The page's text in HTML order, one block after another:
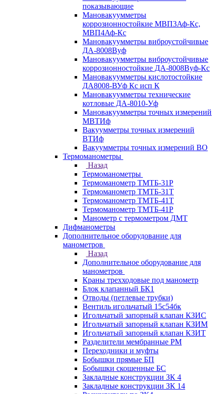
показывающие
Мановакуумметры
коррозионностойкие МВП3Аф-Кс,
МВП4Аф-Кс
Мановакуумметры виброустойчивые
ДА-8008Вуф
Мановакуумметры виброустойчивые
коррозионностойкие ДА-8008Вуф-Кс
Мановакуумметры кислотостойкие
ДА8008-ВУф Кс исп К
Мановакуумметры технические
котловые ДА-8010-Уф
Мановакуумметры точных измерений
МВТИф
Вакуумметры точных измерений
ВТИф
Вакуумметры точных измерений ВО
Термоманометры
Назад
Термоманометры
Термоманометр ТМТБ-31Р
Термоманометр ТМТБ-31Т
Термоманометр ТМТБ-41Т
Термоманометр ТМТБ-41Р
Манометр с термометром ДМТ
Дифманометры
Дополнительное оборудование для
манометров
Назад
Дополнительное оборудование для
манометров
Краны трехходовые под манометр
Блок клапанный БК1
Отводы (петлевые трубки)
Вентиль игольчатый 15с54бк
Игольчатый запорный клапан КЗИС
Игольчатый запорный клапан КЗИМ
Игольчатый запорный клапан КЗИТ
Разделители мембранные РМ
Переходники и муфты
Бобышки прямые БП
Бобышки скошенные БС
Закладные конструкции ЗК 4
Закладные конструкции ЗК 14